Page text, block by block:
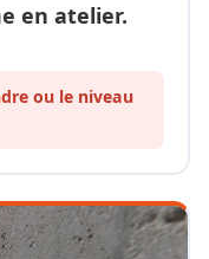
en atelier.
ou le niveau